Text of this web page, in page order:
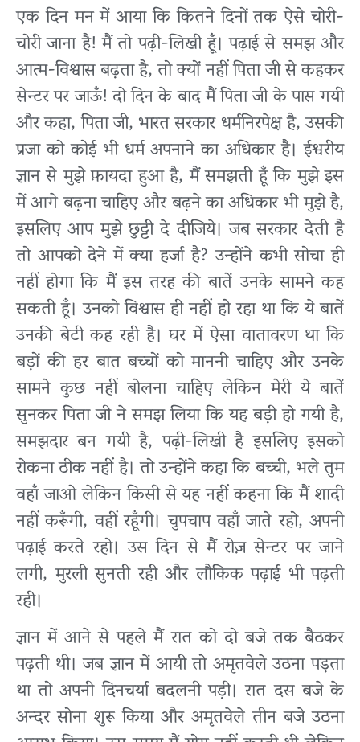
एक दिन मन में आया कि कितने दिनों तक ऐसे चोरी-
चोरी जाना है! मैं तो पढ़ी-लिखी हूँ। पढ़ाई से समझ और
आत्म-विश्वास बढ़ता है, तो क्यों नहीं पिता जी से कहकर
सेन्टर पर जाऊँ! दो दिन के बाद मैं पिता जी के पास गयी
और कहा, पिता जी, भारत सरकार धर्मनिरपेक्ष है, उसकी
प्रजा को कोई भी धर्म अपनाने का अधिकार है। ईश्वरीय
ज्ञान से मुझे फ़ायदा हुआ है, मैं समझती हूँ कि मुझे इस
में आगे बढ़ना चाहिए और बढ़ने का अधिकार भी मुझे है,
इसलिए आप मुझे छुट्टी दे दीजिये। जब सरकार देती है
तो आपको देने में क्या हर्जा है? उन्होंने कभी सोचा ही
नहीं होगा कि मैं इस तरह की बातें उनके सामने कह
सकती हूँ। उनको विश्वास ही नहीं हो रहा था कि ये बातें
उनकी बेटी कह रही है। घर में ऐसा वातावरण था कि
बड़ों की हर बात बच्चों को माननी चाहिए और उनके
सामने कुछ नहीं बोलना चाहिए लेकिन मेरी ये बातें
सुनकर पिता जी ने समझ लिया कि यह बड़ी हो गयी है,
समझदार बन गयी है, पढ़ी-लिखी है इसलिए इसको
रोकना ठीक नहीं है। तो उन्होंने कहा कि बच्ची, भले तुम
वहाँ जाओ लेकिन किसी से यह नहीं कहना कि मैं शादी
नहीं करूँगी, वहीं रहूँगी। चुपचाप वहाँ जाते रहो, अपनी
पढ़ाई करते रहो। उस दिन से मैं रोज़ सेन्टर पर जाने
लगी, मुरली सुनती रही और लौकिक पढ़ाई भी पढ़ती
रही।
ज्ञान में आने से पहले मैं रात को दो बजे तक बैठकर
पढ़ती थी। जब ज्ञान में आयी तो अमृतवेले उठना पड़ता
था तो अपनी दिनचर्या बदलनी पड़ी। रात दस बजे के
अन्दर सोना शुरू किया और अमृतवेले तीन बजे उठना